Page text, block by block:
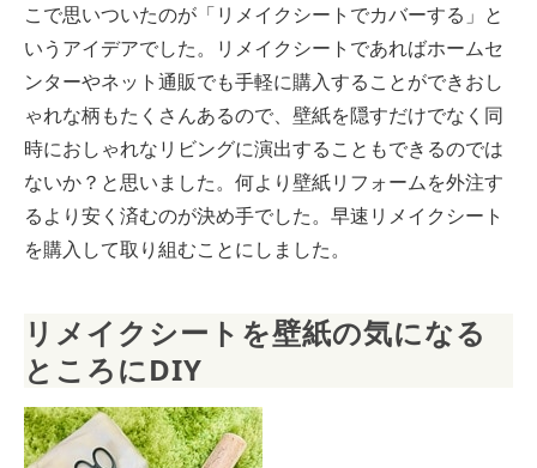
こで思いついたのが「リメイクシートでカバーする」と
いうアイデアでした。リメイクシートであればホームセ
ンターやネット通販でも手軽に購入することができおし
ゃれな柄もたくさんあるので、壁紙を隠すだけでなく同
時におしゃれなリビングに演出することもできるのでは
ないか？と思いました。何より壁紙リフォームを外注す
るより安く済むのが決め手でした。早速リメイクシート
を購入して取り組むことにしました。
リメイクシートを壁紙の気になる
ところにDIY